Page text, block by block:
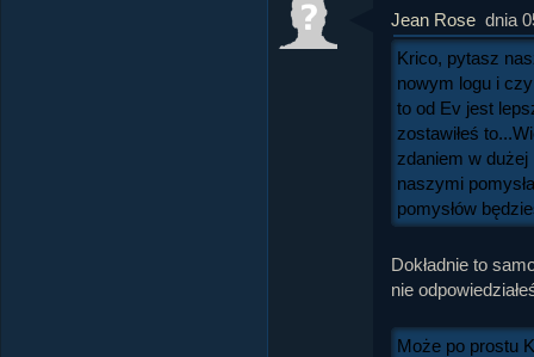
Jean Rose dnia
Krico, pytasz
nowym logu i
to od Ev jest
zostawiłeś
zdaniem w
naszymi
pomysłów
Dokładnie to
nie
Może po prostu